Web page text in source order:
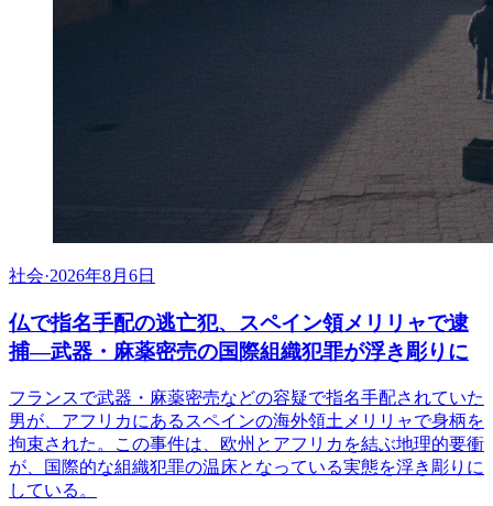
社会·2026年8月6日
仏で指名手配の逃亡犯、スペイン領メリリャで逮
捕―武器・麻薬密売の国際組織犯罪が浮き彫りに
フランスで武器・麻薬密売などの容疑で指名手配されていた
男が、アフリカにあるスペインの海外領土メリリャで身柄を
拘束された。この事件は、欧州とアフリカを結ぶ地理的要衝
が、国際的な組織犯罪の温床となっている実態を浮き彫りに
している。